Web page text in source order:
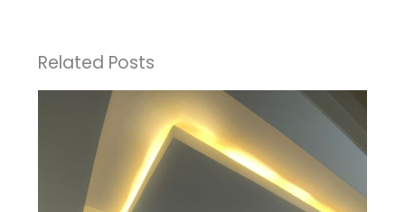
Related Posts